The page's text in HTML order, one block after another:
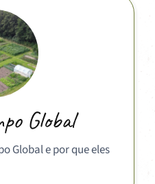
Global
Global e por que eles